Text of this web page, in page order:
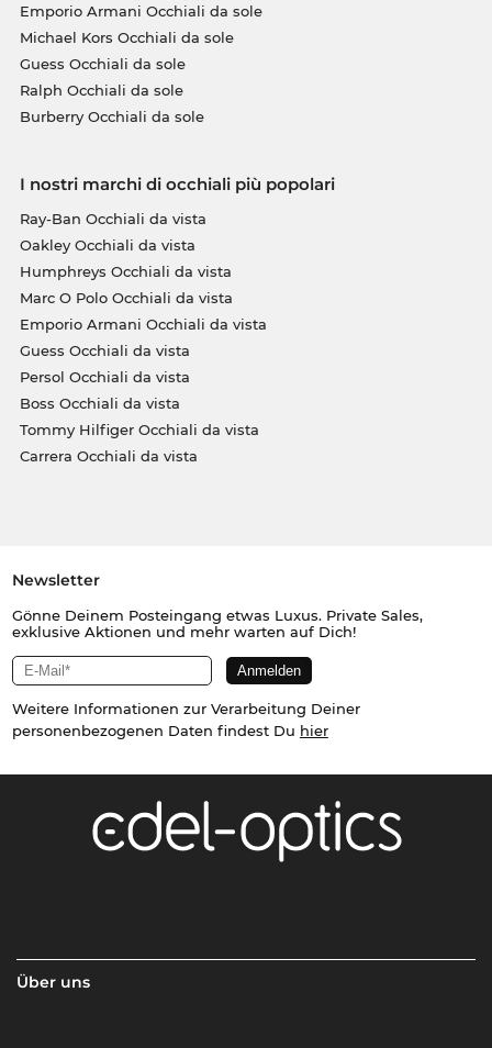
Emporio Armani Occhiali da sole
Michael Kors Occhiali da sole
Guess Occhiali da sole
Ralph Occhiali da sole
Burberry Occhiali da sole
I nostri marchi di occhiali più popolari
Ray-Ban Occhiali da vista
Oakley Occhiali da vista
Humphreys Occhiali da vista
Marc O Polo Occhiali da vista
Emporio Armani Occhiali da vista
Guess Occhiali da vista
Persol Occhiali da vista
Boss Occhiali da vista
Tommy Hilfiger Occhiali da vista
Carrera Occhiali da vista
Newsletter
Gönne Deinem Posteingang etwas Luxus. Private Sales,
exklusive Aktionen und mehr warten auf Dich!
Weitere Informationen zur Verarbeitung Deiner
personenbezogenen Daten findest Du hier
Über uns